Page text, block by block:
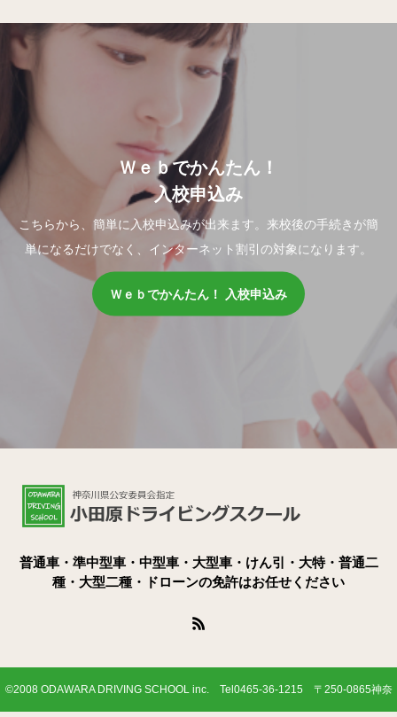
Ｗｅｂでかんたん！
入校申込み
こちらから、簡単に入校申込みが出来ます。来校後の手続きが簡
単になるだけでなく、インターネット割引の対象になります。
Ｗｅｂでかんたん！ 入校申込み
普通車・準中型車・中型車・大型車・けん引・大特・普通二
種・大型二種・ドローンの免許はお任せください
©2008 ODAWARA DRIVING SCHOOL inc. Tel0465-36-1215 〒250-0865神奈